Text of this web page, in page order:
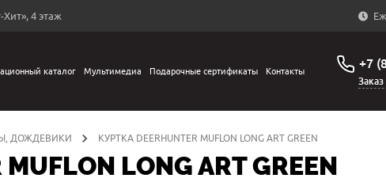
4 этаж
каталог Мультимедиа Подарочные сертификаты Контакты +7
ДОЖДЕВИКИ КУРТКА DEERHUNTER MUFLON LONG ART GREEN
LONG ART GREEN